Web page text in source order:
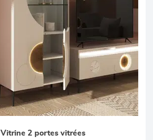
Vitrine 2 portes vitrées